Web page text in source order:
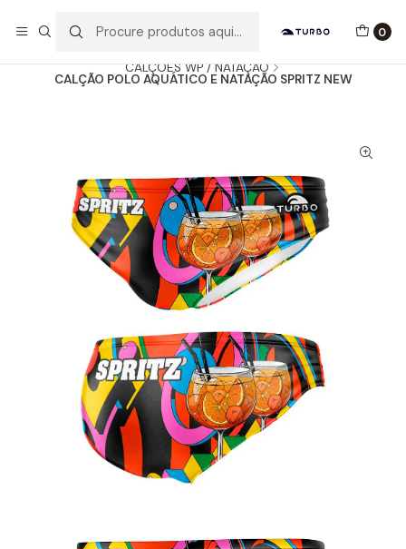
0
CALÇÕES WP / NATAÇÃO
CALÇÃO POLO AQUÁTICO E NATAÇÃO SPRITZ NEW